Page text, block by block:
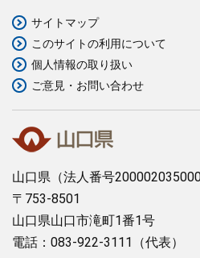
山口県 （法人番号
〒753-8501
山口県山口市滝町1番1号
電話：083-922-3111（代表）
サイトマップ
このサイトの利用について
個人情報の取り扱い
ご意見・お問い合わせ